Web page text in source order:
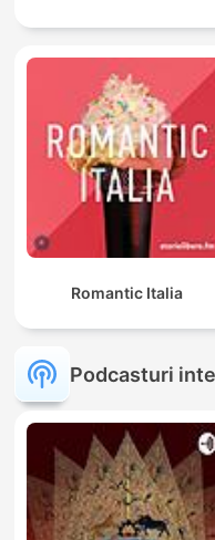
Romantic Italia
Podcasturi